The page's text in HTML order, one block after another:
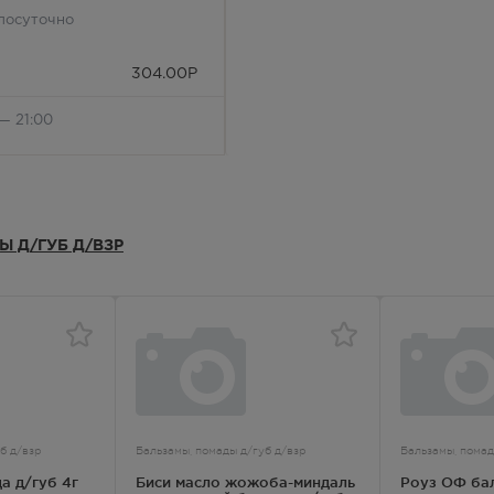
304.00 Р
21:00
304.00Р
Д/ГУБ Д/ВЗР
д/взр
д/губ 4г
Бальзамы, помады д/губ д/взр
Биси масло жожоба-миндаль
Бальзамы,
Роуз ОФ